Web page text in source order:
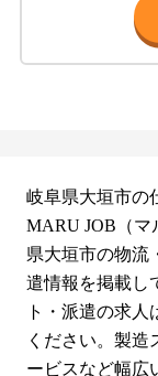
岐阜県大垣市の
MARU JOB（マ
県大垣市の物流
遣情報を掲載し
ト・派遣の求
ください。製造
ービスなど幅広